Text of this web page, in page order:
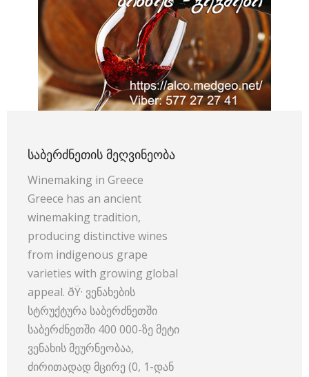
ᲡᲐᲑᲔᲠᲫᲜᲔᲗᲘᲡ ᲛᲔᲦᲕᲘᲜᲔᲝᲑᲐ
Winemaking in Greece
Greece has an ancient
winemaking tradition,
producing distinctive wines
from indigenous grape
varieties with growing global
appeal. ðŸ· ვენახების
სტრუქტურა საბერძნეთში
საბერძნეთში 400 000-ზე მეტი
ვენახის მეურნეობაა,
ძირითადად მცირე (0, 1-დან